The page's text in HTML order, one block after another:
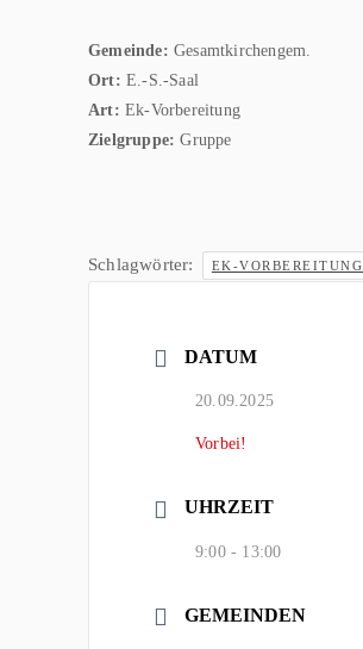
Gemeinde: Gesamtkirchengem.
Ort: E.-S.-Saal
Art: Ek-Vorbereitung
Zielgruppe:Gruppe
Schlagwörter: EK-VORBEREITUNG
DATUM
20.09.2025
Vorbei!
UHRZEIT
9:00 - 13:00
GEMEINDEN